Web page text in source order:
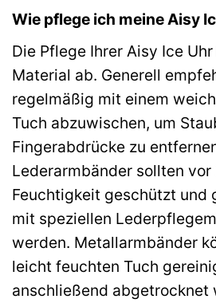
Wie pflege ich meine Aisy
Die Pflege Ihrer Aisy Ice
Material ab. Generell
regelmäßig mit einem
Tuch abzuwischen, um
Fingerabdrücke zu
Lederarmbänder sollten
Feuchtigkeit geschützt und
mit speziellen
werden. Metallarmbänder
leicht feuchten Tuch
anschließend abgetrocknet